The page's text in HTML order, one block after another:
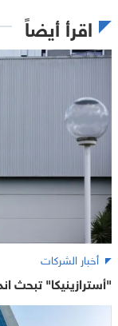
اقرأ أيضاً
أخبار الشركات
"أسترازينيكا" تبحث اندماجا بـ400 مليار دولار